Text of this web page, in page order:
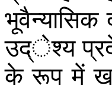
भूवैन्यासिक
उद्ेश्य
के रूप में